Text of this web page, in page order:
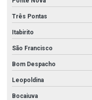
Três Pontas
Itabirito
São Francisco
Bom Despacho
Leopoldina
Bocaiuva